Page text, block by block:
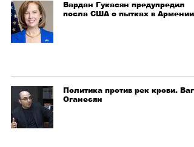
Вардан Гукасян предупредил
посла США о пытках в Армении
Политика против рек крови. Ваге
Оганесян